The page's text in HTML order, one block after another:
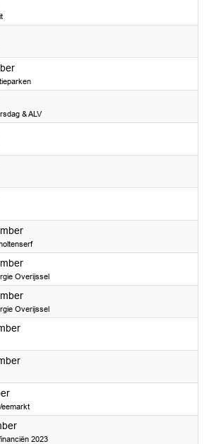
2023
& ALV
2023
2023
Overijssel
2023
Overijssel
2023
2023
2023
2023
2023